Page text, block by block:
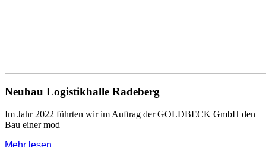
Neubau Logistikhalle Radeberg
Im Jahr 2022 führten wir im Auftrag der GOLDBECK GmbH den
Bau einer mod